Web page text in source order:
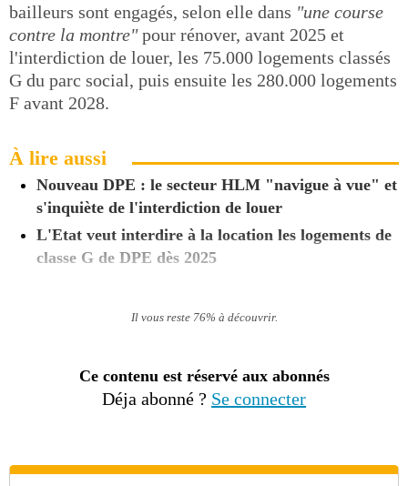
bailleurs sont engagés, selon elle dans "une course
contre la montre"pour rénover, avant 2025 et
l'interdiction de louer, les 75.000 logements classés
G du parc social, puis ensuite les 280.000 logements
F avant 2028.
À lire aussi
Nouveau DPE : le secteur HLM "navigue à vue" et
s'inquiète de l'interdiction de louer
L'Etat veut interdire à la location les logements de
classe G de DPE dès 2025
Il vous reste 76% à découvrir.
Ce contenu est réservé aux abonnés
Déja abonné ? Se connecter